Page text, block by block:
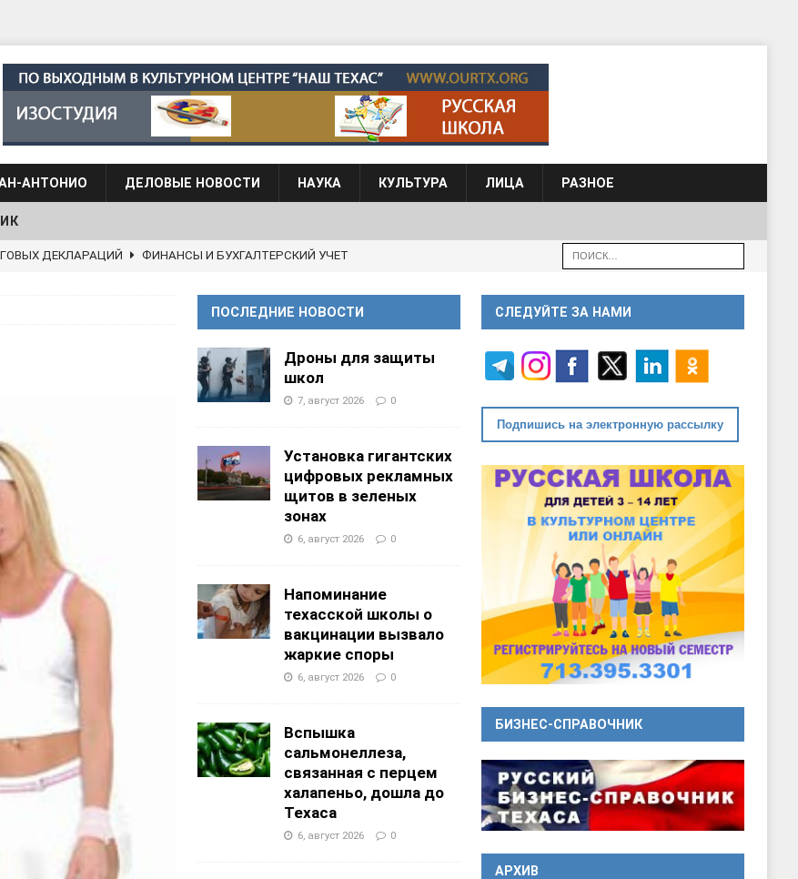
АНТОНИО ДЕЛОВЫЕ НОВОСТИ НАУКА КУЛЬТУРА ЛИЦА РАЗНОЕ
для взрослых при Культурном центре “Наш Техас”
при культурном центре “Наш Техас” ШКОЛЫ И
ДЕКЛАРАЦИЙ
ПОСЛЕДНИЕ НОВОСТИ
Дроны для защиты
школ
7, август 2026 0
Установка гигантских
цифровых рекламных
щитов в зеленых
зонах
6, август 2026 0
Напоминание
техасской школы о
вакцинации вызвало
жаркие споры
6, август 2026 0
Вспышка
сальмонеллеза,
связанная с перцем
халапеньо, дошла до
Техаса
6, август 2026 0
СЛЕДУЙТЕ ЗА НАМИ
Подпишись на электронную рассылку
БИЗНЕС-СПРАВОЧНИК
АРХИВ